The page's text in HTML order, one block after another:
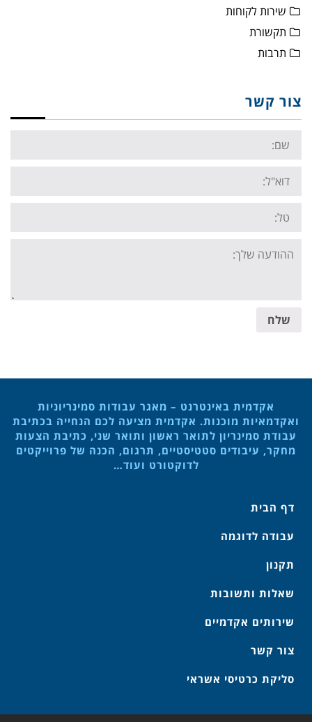
שירות לקוחות
תקשורת
תרבות
צור קשר
Name:
Email:
Tel:
Your
message:
שלח
אקדמית באינטרנט – מאגר עבודות סמינריוניות
ואקדמאיות מוכנות. אקדמית מציעה לכם הנחייה בכתיבת
עבודת סמינריון לתואר ראשון ותואר שני, כתיבת הצעות
מחקר, עיבודים סטטיסטיים, תרגום, הכנה של פרוייקטים
לדוקטורט ועוד…
דף הבית
עבודה לדוגמה
תקנון
שאלות ותשובות
שירותים אקדמיים
צור קשר
סליקת כרטיסי אשראי